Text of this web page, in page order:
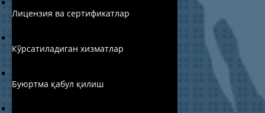
Лицензия ва сертификатлар
Кўрсатиладиган хизматлар
Буюртма қабул қилиш